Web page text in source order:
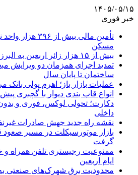
۱۴۰۵/۰۵/۱۵
خبر فوری
تأمین مالی بیش
مسکن
بیش از ۱۵ هزار زائر اربعین به البرز بازگشتند
ساختمان تا پایان سال
عملیات بازار باز؛ اهرم پولی بانک
انواع قاب بندی دیوار با گچبری
دکارت؛ تحولی لوکس، فوری و
داخلی
نقشه راه جدید جهش صادرات
بازار موتورسیکلت در مسیر صعود
گرفت
ممنوعیت رجیستری تلفن همراه و
ایام اربعین
محدودیت برق شهرک‌های صنعتی